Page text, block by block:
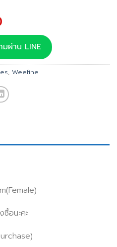
Current
price
is:
฿387.00.
ผ่าน LINE
, Weefine
อนะคะ